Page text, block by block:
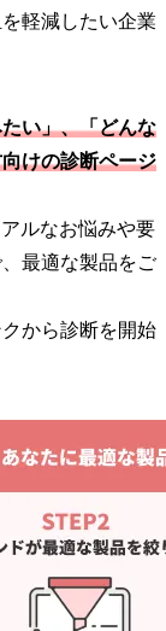
軽減したい企業
い」、「どんな
けの診断ページ
ルなお悩みや要
最適な製品をご
から診断を開始